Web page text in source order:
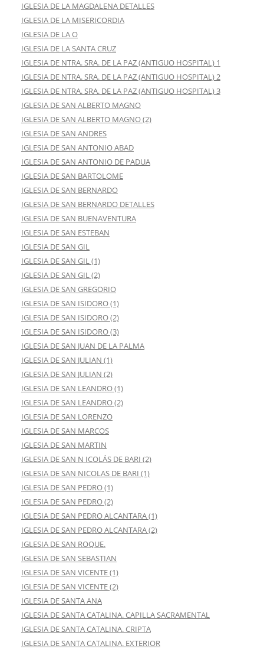
IGLESIA DE LA MAGDALENA DETALLES
IGLESIA DE LA MISERICORDIA
IGLESIA DE LA O
IGLESIA DE LA SANTA CRUZ
IGLESIA DE NTRA. SRA. DE LA PAZ (ANTIGUO HOSPITAL) 1
IGLESIA DE NTRA. SRA. DE LA PAZ (ANTIGUO HOSPITAL) 2
IGLESIA DE NTRA. SRA. DE LA PAZ (ANTIGUO HOSPITAL) 3
IGLESIA DE SAN ALBERTO MAGNO
IGLESIA DE SAN ALBERTO MAGNO (2)
IGLESIA DE SAN ANDRES
IGLESIA DE SAN ANTONIO ABAD
IGLESIA DE SAN ANTONIO DE PADUA
IGLESIA DE SAN BARTOLOME
IGLESIA DE SAN BERNARDO
IGLESIA DE SAN BERNARDO DETALLES
IGLESIA DE SAN BUENAVENTURA
IGLESIA DE SAN ESTEBAN
IGLESIA DE SAN GIL
IGLESIA DE SAN GIL (1)
IGLESIA DE SAN GIL (2)
IGLESIA DE SAN GREGORIO
IGLESIA DE SAN ISIDORO (1)
IGLESIA DE SAN ISIDORO (2)
IGLESIA DE SAN ISIDORO (3)
IGLESIA DE SAN JUAN DE LA PALMA
IGLESIA DE SAN JULIAN (1)
IGLESIA DE SAN JULIAN (2)
IGLESIA DE SAN LEANDRO (1)
IGLESIA DE SAN LEANDRO (2)
IGLESIA DE SAN LORENZO
IGLESIA DE SAN MARCOS
IGLESIA DE SAN MARTIN
IGLESIA DE SAN N ICOLÁS DE BARI (2)
IGLESIA DE SAN NICOLAS DE BARI (1)
IGLESIA DE SAN PEDRO (1)
IGLESIA DE SAN PEDRO (2)
IGLESIA DE SAN PEDRO ALCANTARA (1)
IGLESIA DE SAN PEDRO ALCANTARA (2)
IGLESIA DE SAN ROQUE.
IGLESIA DE SAN SEBASTIAN
IGLESIA DE SAN VICENTE (1)
IGLESIA DE SAN VICENTE (2)
IGLESIA DE SANTA ANA
IGLESIA DE SANTA CATALINA. CAPILLA SACRAMENTAL
IGLESIA DE SANTA CATALINA. CRIPTA
IGLESIA DE SANTA CATALINA. EXTERIOR